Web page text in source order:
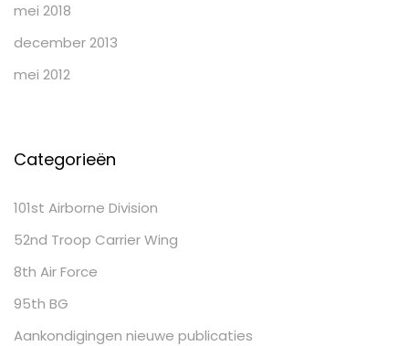
mei 2018
december 2013
mei 2012
Categorieën
101st Airborne Division
52nd Troop Carrier Wing
8th Air Force
95th BG
Aankondigingen nieuwe publicaties